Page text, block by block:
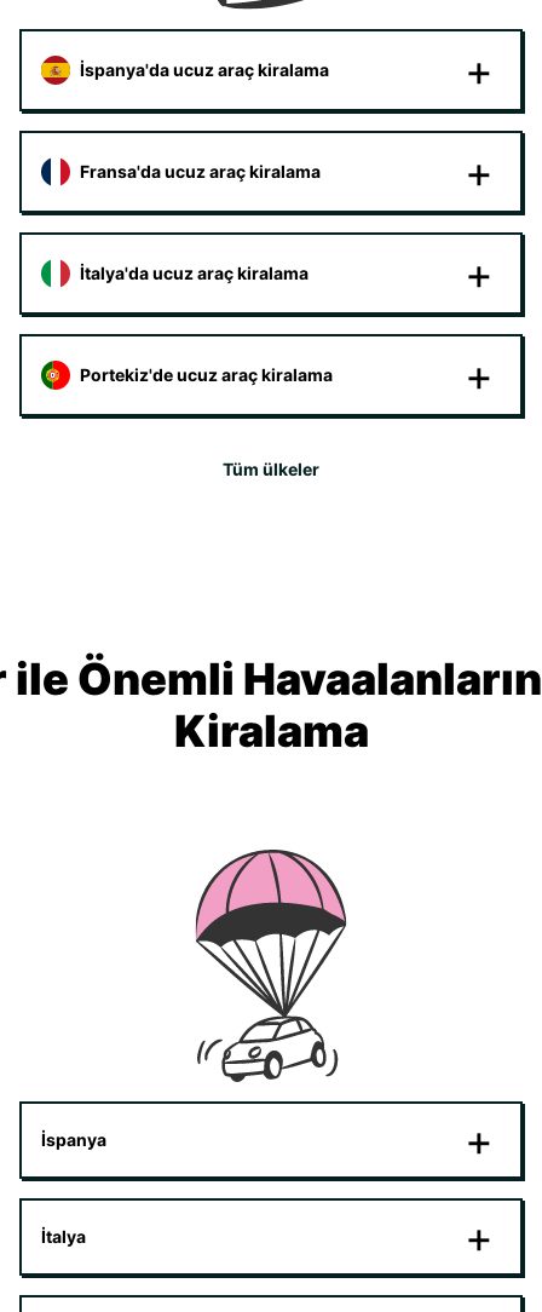
İspanya'da ucuz araç kiralama
Fransa'da ucuz araç kiralama
İtalya'da ucuz araç kiralama
Portekiz'de ucuz araç kiralama
Tüm ülkeler
Önemli
Kiralama
İspanya
İtalya